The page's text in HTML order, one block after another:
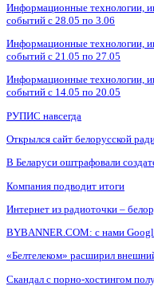
Информационные технологии,
событий с 28.05 по 3.06
Информационные технологии,
событий с 21.05 по 27.05
Информационные технологии,
событий с 14.05 по 20.05
РУПИС навсегда
Открылся сайт белорусской
В Беларуси оштрафовали
Компания подводит итоги
Интернет из радиоточки –
BYBANNER.COM: c нами
«Белтелеком» расширил
Скандал с порно-хостингом